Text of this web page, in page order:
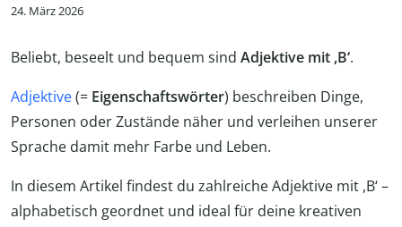
24. März 2026
Beliebt, beseelt und bequem sind Adjektive mit ,B‘.
Adjektive(= Eigenschaftswörter) beschreiben Dinge,
Personen oder Zustände näher und verleihen unserer
Sprache damit mehr Farbe und Leben.
In diesem Artikel findest du zahlreiche Adjektive mit ,B‘ –
alphabetisch geordnet und ideal für deine kreativen